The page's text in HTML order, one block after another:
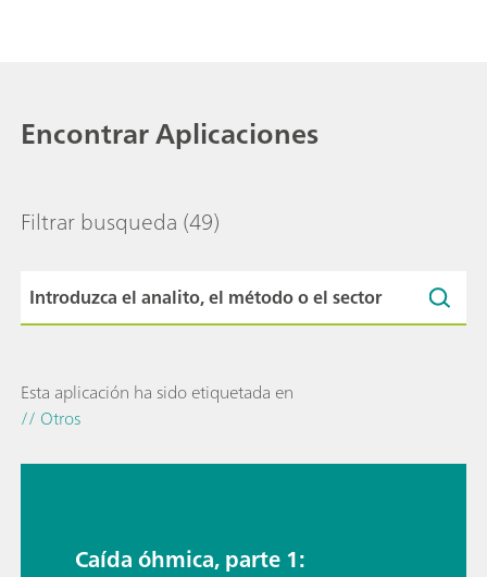
Encontrar Aplicaciones
Filtrar busqueda (49)
Esta aplicación ha sido etiquetada en
// Otros
Caída óhmica, parte 1: